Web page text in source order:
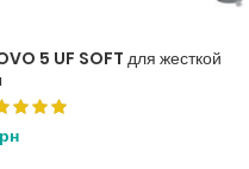
5 UF SOFT для жесткой